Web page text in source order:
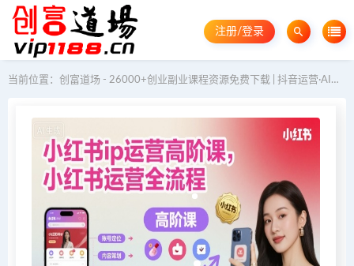
注册/登录
当前位置： 创富道场 - 26000+创业副业课程资源免费下载 | 抖音运营·AI教程·GEO优化